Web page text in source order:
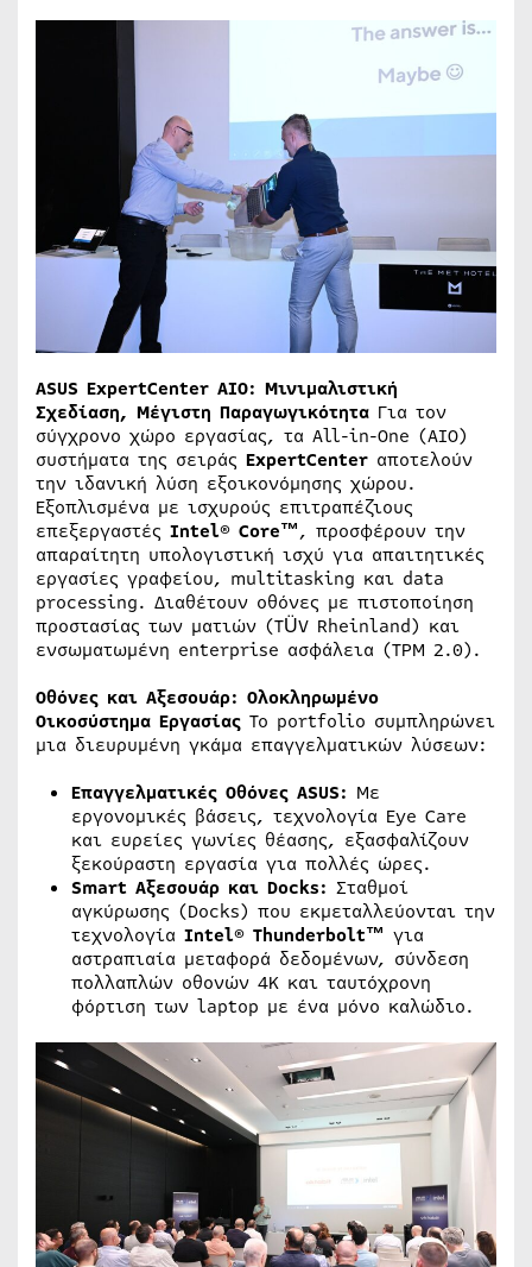
ASUS ExpertCenter AIO: Μινιμαλιστική
Σχεδίαση, Μέγιστη Παραγωγικότητα Για τον
σύγχρονο χώρο εργασίας, τα All-in-One (AIO)
συστήματα της σειράς ExpertCenter αποτελούν
την ιδανική λύση εξοικονόμησης χώρου.
Εξοπλισμένα με ισχυρούς επιτραπέζιους
επεξεργαστές Intel® Core™, προσφέρουν την
απαραίτητη υπολογιστική ισχύ για απαιτητικές
εργασίες γραφείου, multitasking και data
processing. Διαθέτουν οθόνες με πιστοποίηση
προστασίας των ματιών (TÜV Rheinland) και
ενσωματωμένη enterprise ασφάλεια (TPM 2.0).
Οθόνες και Αξεσουάρ: Ολοκληρωμένο
Οικοσύστημα Εργασίας Το portfolio συμπληρώνει
μια διευρυμένη γκάμα επαγγελματικών λύσεων:
Επαγγελματικές Οθόνες ASUS: Με
εργονομικές βάσεις, τεχνολογία Eye Care
και ευρείες γωνίες θέασης, εξασφαλίζουν
ξεκούραστη εργασία για πολλές ώρες.
Smart Αξεσουάρ και Docks: Σταθμοί
αγκύρωσης (Docks) που εκμεταλλεύονται την
τεχνολογία Intel® Thunderbolt™ για
αστραπιαία μεταφορά δεδομένων, σύνδεση
πολλαπλών οθονών 4K και ταυτόχρονη
φόρτιση των laptop με ένα μόνο καλώδιο.